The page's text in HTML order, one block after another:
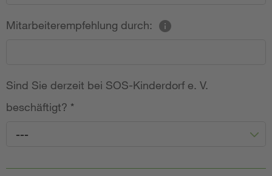
Mitarbeiterempfehlung durch:
Sind Sie derzeit bei SOS-Kinderdorf e. V.
beschäftigt? *
---